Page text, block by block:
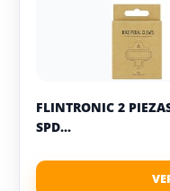
FLINTRONIC 2
SPD...